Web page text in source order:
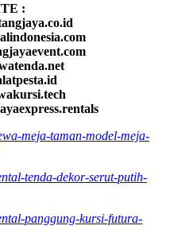
:
meja-taman-model-meja-
tenda-dekor-serut-putih-
panggung-kursi-futura-